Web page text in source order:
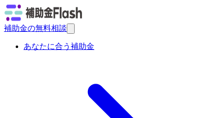
補助金の無料相談
あなたに合う補助金